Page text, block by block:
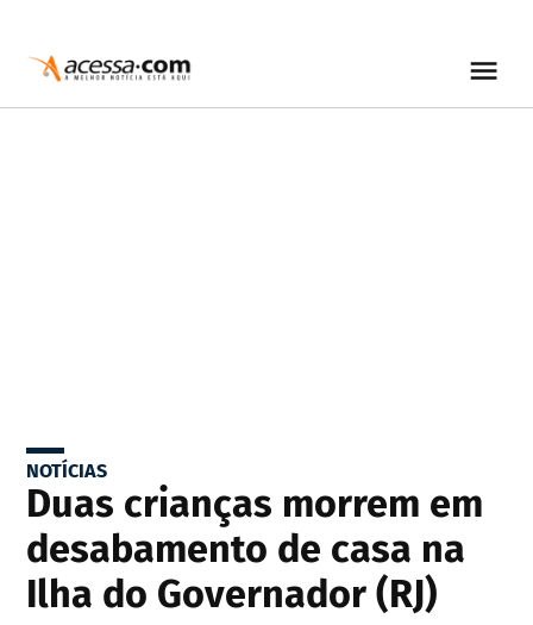
NOTÍCIAS
Duas crianças morrem em
desabamento de casa na
Ilha do Governador (RJ)